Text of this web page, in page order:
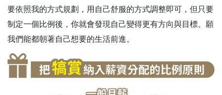
要依照我的方式規劃，用自己舒服的方式調整即可，但只要
制定一個比例後，你就會發現自己變得更有方向與目標。願
我們能都朝著自己想要的生活前進。